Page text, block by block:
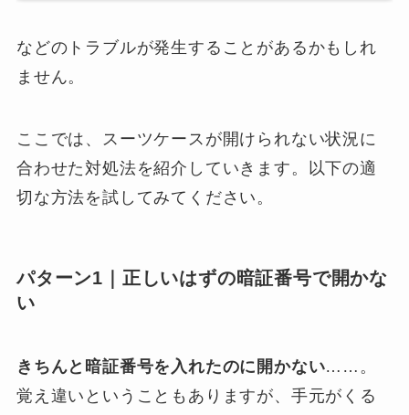
などのトラブルが発生することがあるかもしれ
ません。
ここでは、スーツケースが開けられない状況に
合わせた対処法を紹介していきます。以下の適
切な方法を試してみてください。
パターン1｜正しいはずの暗証番号で開かな
い
きちんと暗証番号を入れたのに開かない……。
覚え違いということもありますが、手元がくる